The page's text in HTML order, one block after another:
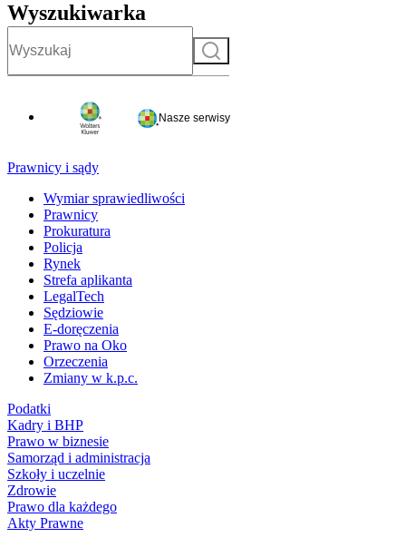
Wyszukiwarka
Szukaj
Nasze serwisy
Prawnicy i sądy
Wymiar sprawiedliwości
Prawnicy
Prokuratura
Policja
Rynek
Strefa aplikanta
LegalTech
Sędziowie
E-doręczenia
Prawo na Oko
Orzeczenia
Zmiany w k.p.c.
Podatki
Kadry i BHP
Prawo w biznesie
Samorząd i administracja
Szkoły i uczelnie
Zdrowie
Prawo dla każdego
Akty Prawne